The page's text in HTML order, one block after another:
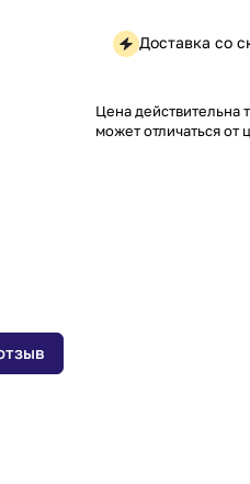
Доставка со
Цена действительна
может отличаться от